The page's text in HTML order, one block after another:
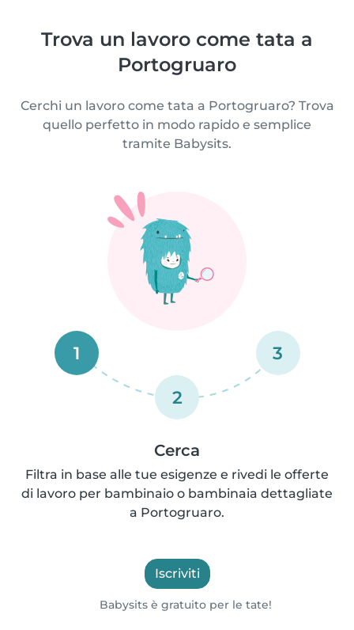
Trova un lavoro come tata a
Portogruaro
Cerchi un lavoro come tata a Portogruaro? Trova
quello perfetto in modo rapido e semplice
tramite Babysits.
1
2
3
Cerca
Filtra in base alle tue esigenze e rivedi le offerte
di lavoro per bambinaio o bambinaia dettagliate
a Portogruaro.
Iscriviti
Babysits è gratuito per le tate!